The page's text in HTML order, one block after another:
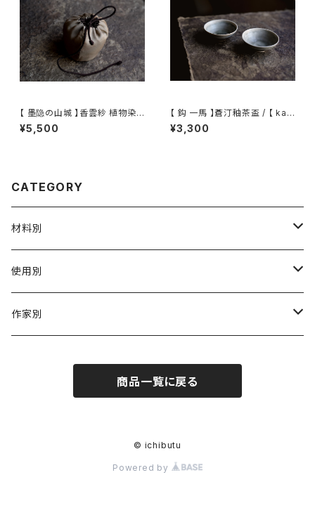
【 墨隐の山城 】香雲紗 植物染
仕覆 めカップ袋 【 Ink & Moun
tain Tea Atelier】Tea Cadd
¥5,500
【 鈎 一馬 】蒼汀釉茶盃 / 【 kaz
uma magari 】Teacup
¥3,300
CATEGORY
材料別
陶磁器
ガラス
使用別
茶壺 急须 土瓶
作家別
商品一覧に戻る
© ichibutu
Powered by